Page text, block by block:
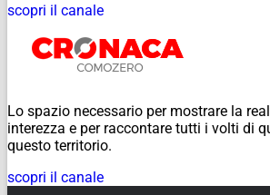
scopri il canale
Lo spazio necessario per mostrare la
interezza e per raccontare tutti i volti di
questo territorio.
scopri il canale